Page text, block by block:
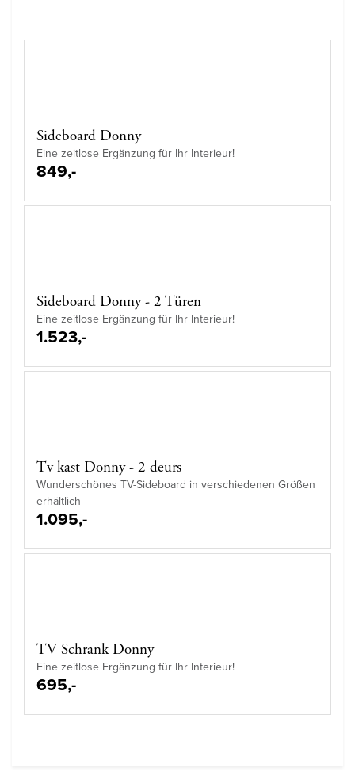
Sideboard Donny
Eine zeitlose Ergänzung für Ihr Interieur!
849,-
Sideboard Donny - 2 Türen
Eine zeitlose Ergänzung für Ihr Interieur!
1.523,-
Tv kast Donny - 2 deurs
Wunderschönes TV-Sideboard in verschiedenen Größen
erhältlich
1.095,-
TV Schrank Donny
Eine zeitlose Ergänzung für Ihr Interieur!
695,-